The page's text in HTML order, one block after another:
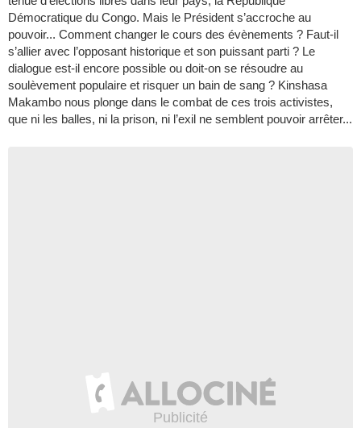
Démocratique du Congo. Mais le Président s’accroche au
pouvoir... Comment changer le cours des évènements ? Faut-il
s’allier avec l’opposant historique et son puissant parti ? Le
dialogue est-il encore possible ou doit-on se résoudre au
soulèvement populaire et risquer un bain de sang ? Kinshasa
Makambo nous plonge dans le combat de ces trois activistes,
que ni les balles, ni la prison, ni l’exil ne semblent pouvoir arrêter...